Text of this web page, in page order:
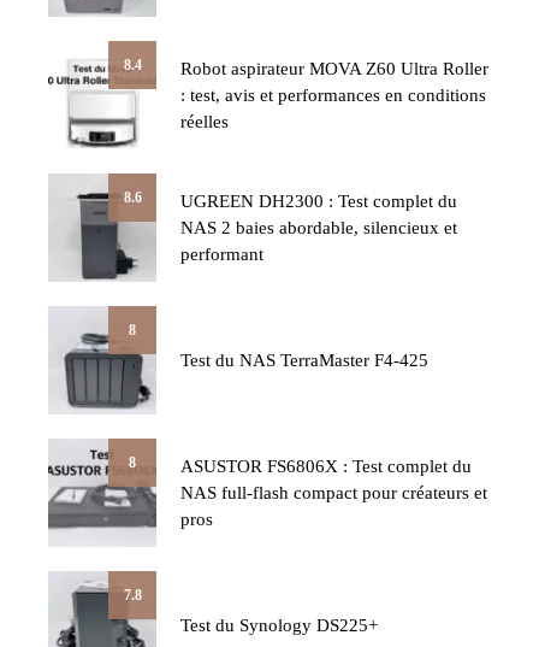
8.4
Robot aspirateur MOVA Z60 Ultra Roller
: test, avis et performances en conditions
réelles
8.6
UGREEN DH2300 : Test complet du
NAS 2 baies abordable, silencieux et
performant
8
Test du NAS TerraMaster F4-425
8
ASUSTOR FS6806X : Test complet du
NAS full-flash compact pour créateurs et
pros
7.8
Test du Synology DS225+